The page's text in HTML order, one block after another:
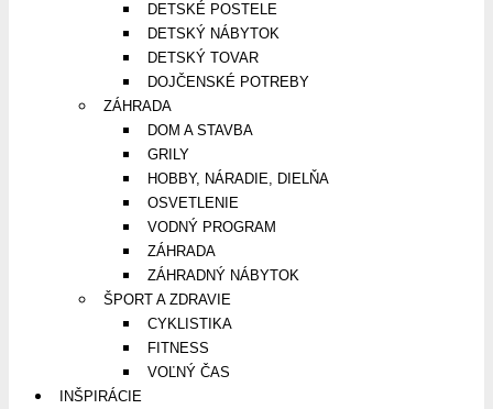
DETSKÉ POSTELE
DETSKÝ NÁBYTOK
DETSKÝ TOVAR
DOJČENSKÉ POTREBY
ZÁHRADA
DOM A STAVBA
GRILY
HOBBY, NÁRADIE, DIELŇA
OSVETLENIE
VODNÝ PROGRAM
ZÁHRADA
ZÁHRADNÝ NÁBYTOK
ŠPORT A ZDRAVIE
CYKLISTIKA
FITNESS
VOĽNÝ ČAS
INŠPIRÁCIE